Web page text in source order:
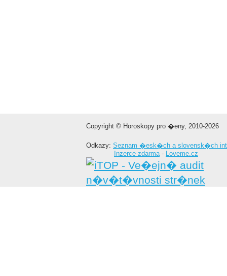
Copyright © Horoskopy pro �eny, 2010-2026
Odkazy: Seznam �esk�ch a slovensk�ch
Inzerce zdarma- Loveme.cz